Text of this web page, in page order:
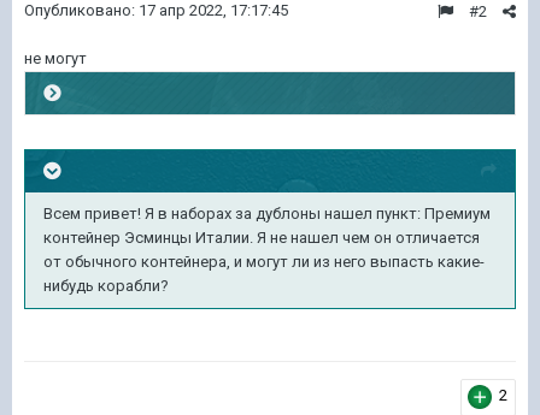
#2
Опубликовано: 17 апр 2022, 17:17:45
не могут
Всем привет! Я в наборах за дублоны нашел пункт: Премиум
контейнер Эсминцы Италии. Я не нашел чем он отличается
от обычного контейнера, и могут ли из него выпасть какие-
нибудь корабли?
2